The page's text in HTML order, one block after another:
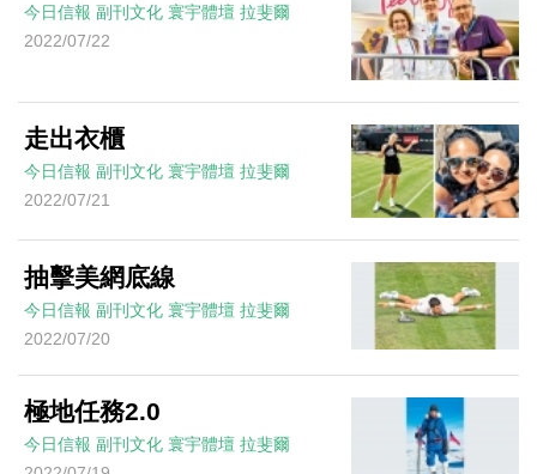
今日信報 副刊文化 寰宇體壇 拉斐爾
2022/07/22
走出衣櫃
今日信報 副刊文化 寰宇體壇 拉斐爾
2022/07/21
抽擊美網底線
今日信報 副刊文化 寰宇體壇 拉斐爾
2022/07/20
極地任務2.0
今日信報 副刊文化 寰宇體壇 拉斐爾